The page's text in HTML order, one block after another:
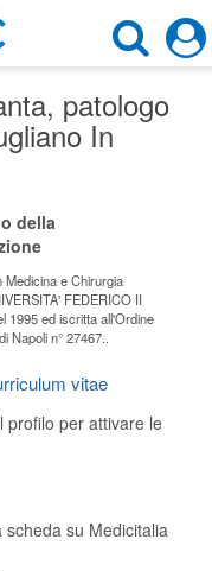
×
×
, patologo
In
della
Medicina e Chirurgia
FEDERICO II
1995 ed iscritta all'Ordine
Napoli n° 27467..
vitae
profilo per attivare le
su Medicitalia